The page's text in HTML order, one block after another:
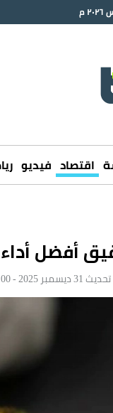
اقتصاد فيديو
أفضل